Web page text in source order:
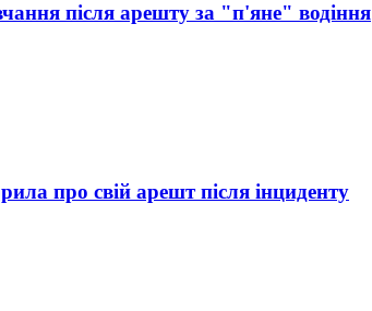
після арешту за "п'яне" водіння
про свій арешт після інциденту